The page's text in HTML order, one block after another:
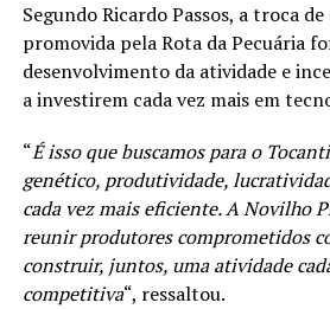
Segundo Ricardo Passos, a troca
promovida pela Rota da Pecuária
desenvolvimento da atividade e
a investirem cada vez mais em
“É isso que buscamos para o
genético, produtividade,
cada vez mais eficiente. A Novilho
reunir produtores comprometidos
construir, juntos, uma atividade
competitiva“, ressaltou.